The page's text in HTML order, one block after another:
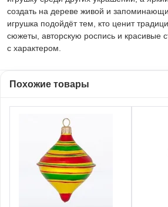
создать на дереве живой и
игрушка подойдёт тем, кто ценит
сюжеты, авторскую роспись и красивые
с характером.
Похожие товары